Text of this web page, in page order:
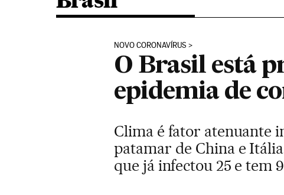
NOVO CORONAVÍRUS
O Brasil está
epidemia de
Clima é fator atenuante
patamar de China e
que já infectou 25 e tem